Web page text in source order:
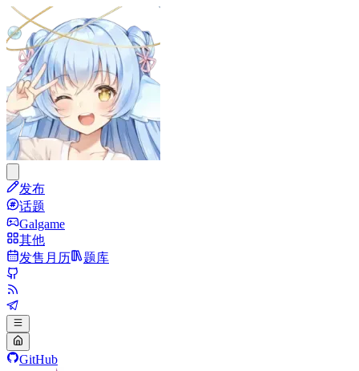
发布
话题
Galgame
其他
发售月历
题库
GitHub